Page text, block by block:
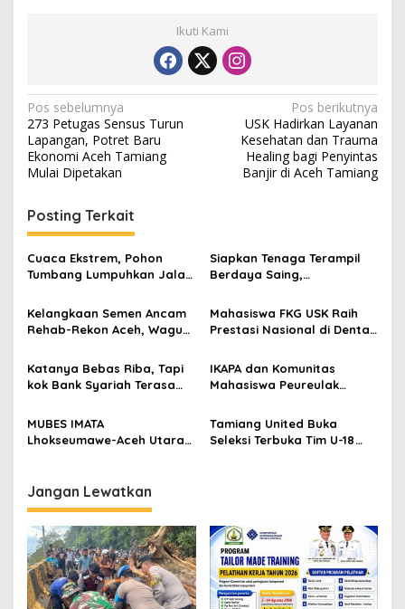
Ikuti Kami
N
a
v
g
a
s
p
o
s
Pos sebelumnya
273 Petugas Sensus Turun
Lapangan, Potret Baru
Ekonomi Aceh Tamiang
Mulai Dipetakan
Pos berikutnya
USK Hadirkan Layanan
Kesehatan dan Trauma
Healing bagi Penyintas
Banjir di Aceh Tamiang
Posting Terkait
Cuaca Ekstrem, Pohon
Tumbang Lumpuhkan Jalan
Blangpidie
Siapkan Tenaga Terampil
Berdaya Saing,
Tamiang Buka Pelatihan
Kerja 2026
Kelangkaan Semen Ancam
Rehab-Rekon Aceh, Wagub
Mahasiswa FKG USK Raih
Prestasi Nasional di Dental
Katanya Bebas Riba, Tapi
kok Bank Syariah Terasa
IKAPA dan Komunitas
Mahasiswa Peureulak
Peureulak Raya
MUBES IMATA
Lhokseumawe-Aceh Utara
2026–2027
Tamiang United Buka
Seleksi Terbuka Tim U-18
Jangan Lewatkan